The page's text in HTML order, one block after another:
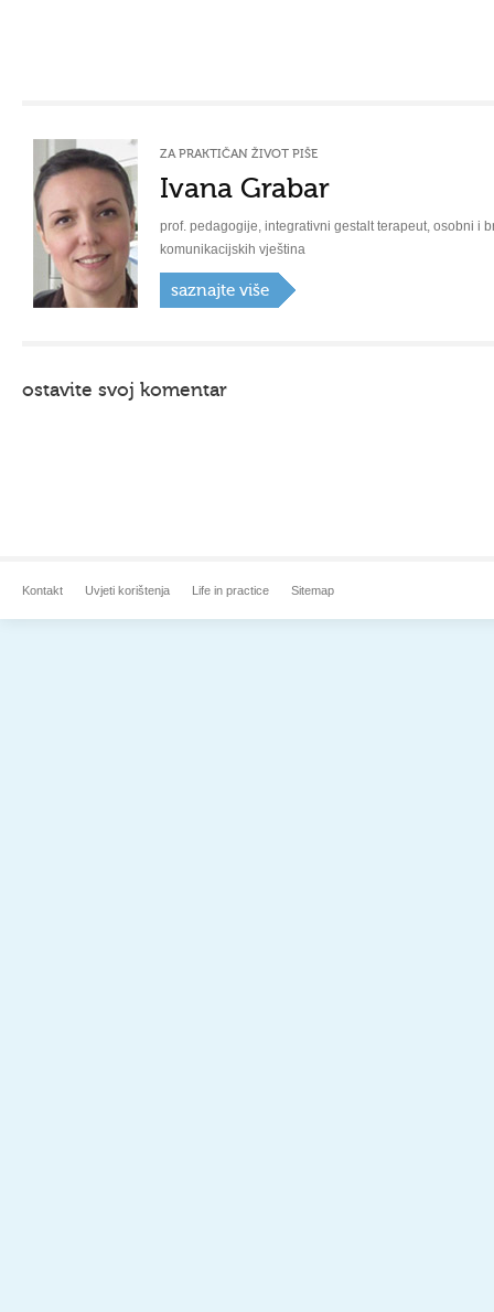
ZA PRAKTIČAN ŽIVOT PIŠE
Ivana Grabar
prof. pedagogije, integrativni gestalt terapeut, osobni i
komunikacijskih vještina
saznajte više
ostavite svoj komentar
Kontakt Uvjeti korištenja Life in practice Sitemap